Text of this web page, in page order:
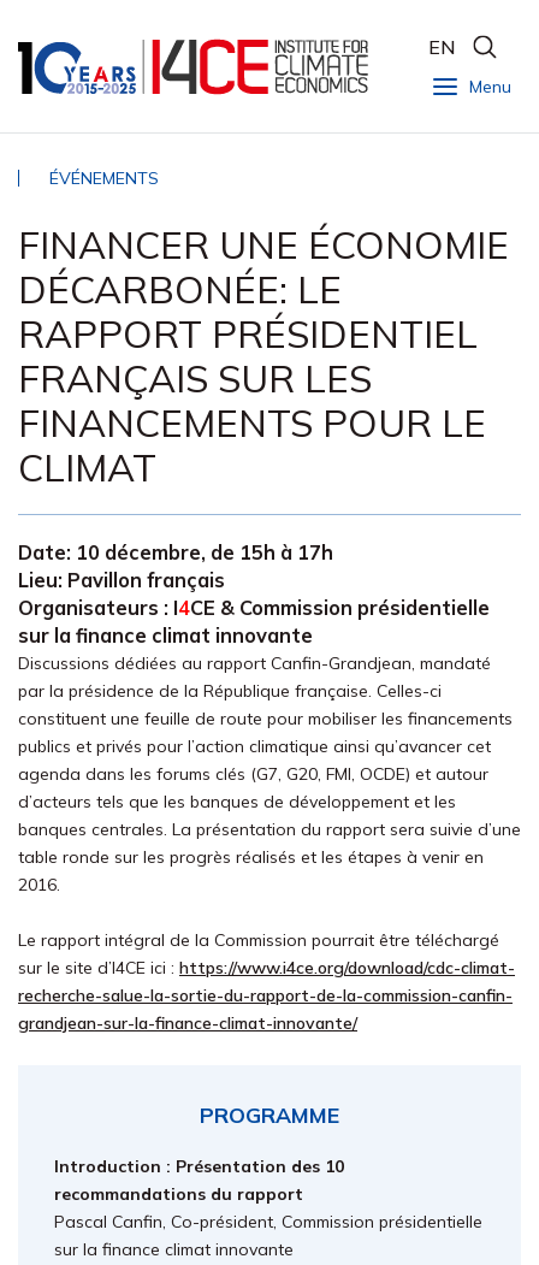
Menu
EN
ÉVÉNEMENTS
FINANCER UNE ÉCONOMIE
DÉCARBONÉE: LE
RAPPORT PRÉSIDENTIEL
FRANÇAIS SUR LES
FINANCEMENTS POUR LE
CLIMAT
Date: 10 décembre, de 15h à 17h
Lieu: Pavillon français
Organisateurs : I4CE & Commission présidentielle
sur la finance climat innovante
Discussions dédiées au rapport Canfin-Grandjean, mandaté
par la présidence de la République française. Celles-ci
constituent une feuille de route pour mobiliser les financements
publics et privés pour l’action climatique ainsi qu’avancer cet
agenda dans les forums clés (G7, G20, FMI, OCDE) et autour
d’acteurs tels que les banques de développement et les
banques centrales. La présentation du rapport sera suivie d’une
table ronde sur les progrès réalisés et les étapes à venir en
2016.
Le rapport intégral de la Commission pourrait être téléchargé
sur le site d’I4CE ici : https://www.i4ce.org/download/cdc-climat-
recherche-salue-la-sortie-du-rapport-de-la-commission-canfin-
grandjean-sur-la-finance-climat-innovante/
PROGRAMME
Introduction : Présentation des 10
recommandations du rapport
Pascal Canfin, Co-président, Commission présidentielle
sur la finance climat innovante